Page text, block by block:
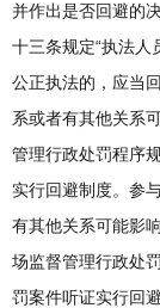
并作出是否回避的
十三条规定“执法人
公正执法的，应当
系或者有其他关系
管理行政处罚程序
实行回避制度。参
有其他关系可能影
场监督管理行政处
罚案件听证实行回